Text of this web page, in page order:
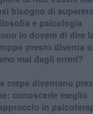
bisogno di
e psicologia
in dovere di dire
presto diventa
mai dagli errori?
crepe diventano
conoscerle meglio
in